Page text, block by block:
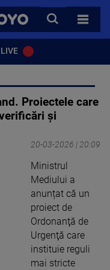
VOYO
CAUTA
TOATE
Proiectele care
și
20-03-2026 | 20:09
Ministrul
Mediului a
anunțat că un
proiect de
Ordonanţă de
Urgenţă care
instituie reguli
mai stricte